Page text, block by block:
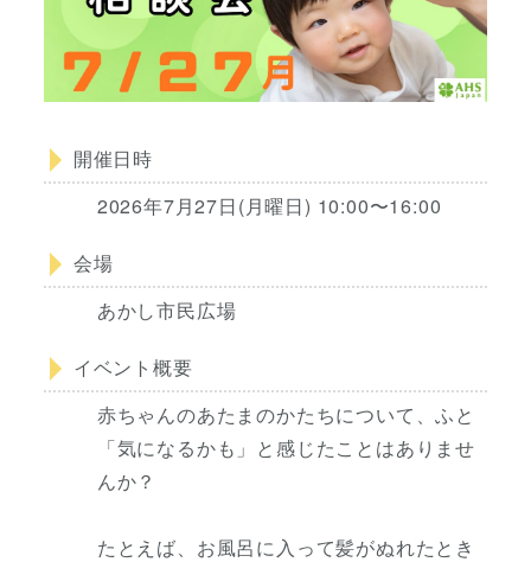
開催日時
2026年7月27日(月曜日) 10:00〜16:00
会場
あかし市民広場
イベント概要
赤ちゃんのあたまのかたちについて、ふと
「気になるかも」と感じたことはありませ
んか？
たとえば、お風呂に入って髪がぬれたとき